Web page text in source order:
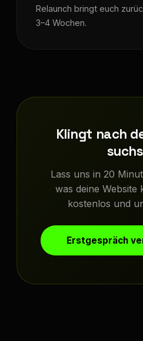
Relaunch bringt euch
3–4 Wochen.
Klingt nach
Lass uns in 20
was deine Website
kostenlos und
Erstgespräch